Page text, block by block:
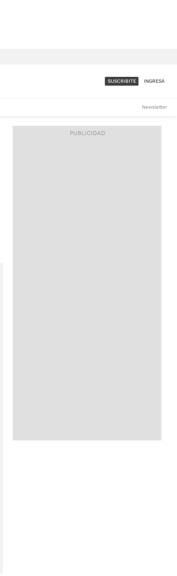
ACCESO FULL - $1.800/MES
SUSCRIBITE INGRESÁ
Newsletter